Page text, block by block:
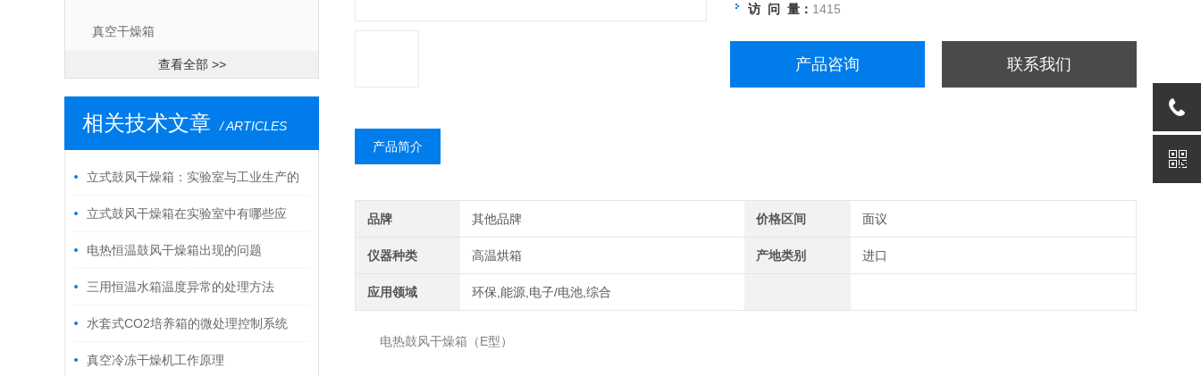
真空干燥箱
查看全部 >>
相关技术文章 / ARTICLES
立式鼓风干燥箱：实验室与工业生产的
精密热工基石
立式鼓风干燥箱在实验室中有哪些应
用？电热恒温鼓风干燥箱出现的问题
三用恒温水箱温度异常的处理方法
水套式CO2培养箱的微处理控制系统
真空冷冻干燥机工作原理
访 问 量： 1415
产品咨询 联系我们
产品简介
品牌 其他品牌 价格区间 面议
仪器种类 高温烘箱 产地类别 进口
应用领域 环保,能源,电子/电池,综合
电热鼓风干燥箱（E型）